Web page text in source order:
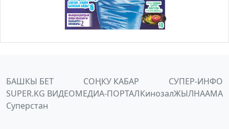
БАШКЫ БЕТ СОҢКУ КАБАР
СУПЕР-ИНФО
SUPER.KG ВИДЕОМЕДИА-ПОРТАЛКинозалЖЫЛНААМА
Суперстан